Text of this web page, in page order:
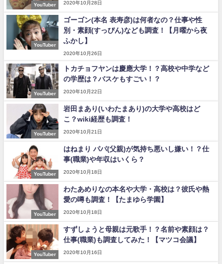
YouTuber 2020年10月28日
YouTuber
ゴーゴン(本名 表寿彦)は何者なの？仕事や性
別・素顔(すっぴん)なども調査！【月曜から夜
ふかし】
2020年10月26日
YouTuber
トカチョフヤンは慶應大学！？高校や中学など
の学歴は？バスケもすごい！？
2020年10月22日
YouTuber
岩田まあり(いわたまあり)の大学や高校はど
こ？wiki経歴も調査！
2020年10月21日
YouTuber
はねまり パパ(父親)が気持ち悪いし嫌い！？仕
事(職業)や年収はいくら？
2020年10月18日
YouTuber
わたあめりなの本名や大学・高校は？彼氏や熱
愛の噂も調査！【たまゆら学園】
2020年10月18日
YouTuber
すずしょうと母親は元歌手！？名前や素顔は？
仕事(職業)も調査してみた！【マツコ会議】
2020年10月16日